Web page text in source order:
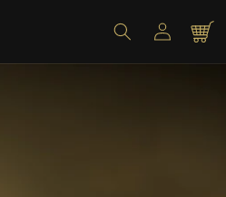
Einloggen